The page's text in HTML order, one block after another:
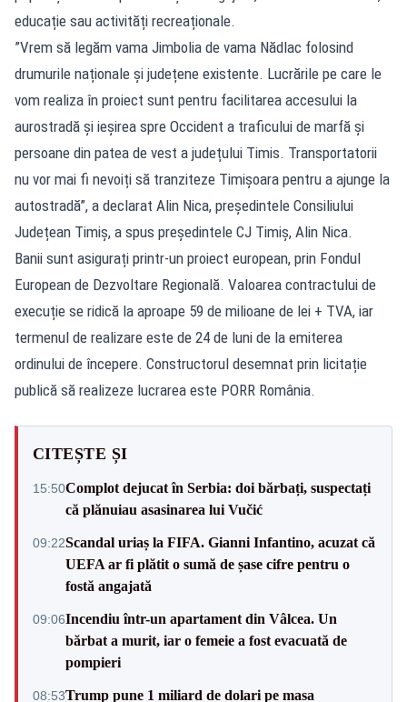
educație sau activități recreaționale.
”Vrem să legăm vama Jimbolia de vama Nădlac folosind
drumurile naționale și județene existente. Lucrările pe care le
vom realiza în proiect sunt pentru facilitarea accesului la
aurostradă și ieșirea spre Occident a traficului de marfă și
persoane din patea de vest a județului Timis. Transportatorii
nu vor mai fi nevoiți să tranziteze Timișoara pentru a ajunge la
autostradă”, a declarat Alin Nica, președintele Consiliului
Județean Timiș, a spus președintele CJ Timiș, Alin Nica.
Banii sunt asigurați printr-un proiect european, prin Fondul
European de Dezvoltare Regională. Valoarea contractului de
execuție se ridică la aproape 59 de milioane de lei + TVA, iar
termenul de realizare este de 24 de luni de la emiterea
ordinului de începere. Constructorul desemnat prin licitație
publică să realizeze lucrarea este PORR România.
CITEȘTE ȘI
15:50Complot dejucat în Serbia: doi bărbați, suspectați
că plănuiau asasinarea lui Vučić
09:22Scandal uriaș la FIFA. Gianni Infantino, acuzat că
UEFA ar fi plătit o sumă de șase cifre pentru o
fostă angajată
09:06Incendiu într-un apartament din Vâlcea. Un
bărbat a murit, iar o femeie a fost evacuată de
pompieri
08:53Trump pune 1 miliard de dolari pe masa